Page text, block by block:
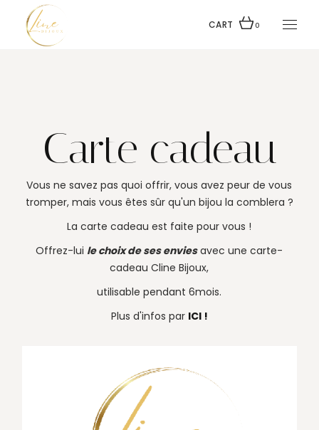
CART 0
Carte cadeau
Vous ne savez pas quoi offrir, vous avez peur de vous
tromper, mais vous êtes sûr qu'un bijou la comblera ?
La carte cadeau est faite pour vous !
Offrez-lui le choix de ses enviesavec une carte-
cadeau Cline Bijoux,
utilisable pendant 6mois.
Plus d'infos par ICI !